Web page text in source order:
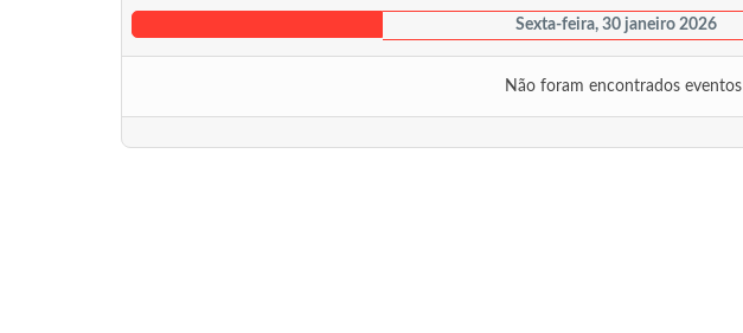
Sexta-feira, 30 janeiro 2026
Não foram encontrados eventos